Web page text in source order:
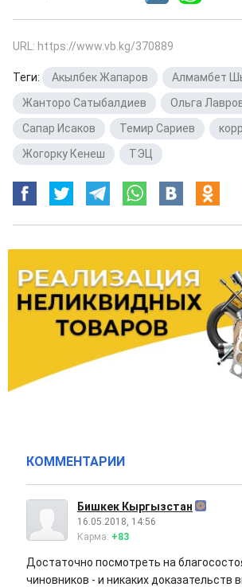
URL: https://www.vb.kg/370889
Теги: Акылбек Жапаров Алмамбет
Жанторо Сатыбалдиев
Ольга
Сапар Исаков
Темир Сариев
Жогорку Кенеш
ТЭЦ
КОММЕНТАРИИ
Бишкек Кыргызстан
16.05.2018, 14:56
Карма: +83
Достаточно посмотреть на
чиновников - и никаких доказательств